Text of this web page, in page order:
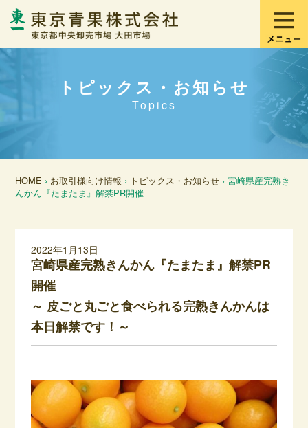
トピックス・お知らせ
Topics
HOME › お取引様向け情報 › トピックス・お知らせ › 宮崎県産完熟き
んかん『たまたま』解禁PR開催
2022年1月13日
宮崎県産完熟きんかん『たまたま』解禁PR
開催
～ 皮ごと丸ごと食べられる完熟きんかんは
本日解禁です！～